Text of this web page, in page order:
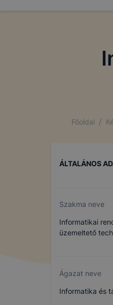
Főoldal /
ÁLTALÁNOS
Szakma neve
Informatikai
üzemeltető
Ágazat neve
Informatika és